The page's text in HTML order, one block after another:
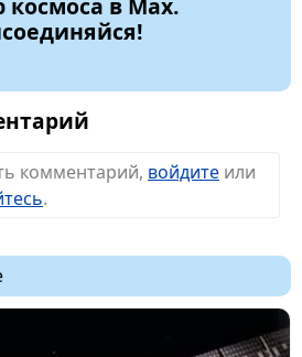
в Max.
комментарий, войдите или
.